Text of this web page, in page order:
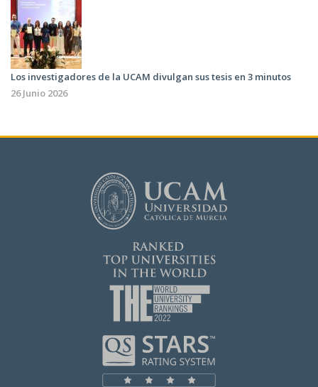
Los investigadores de la UCAM divulgan sus tesis en 3 minutos
26 Junio 2026